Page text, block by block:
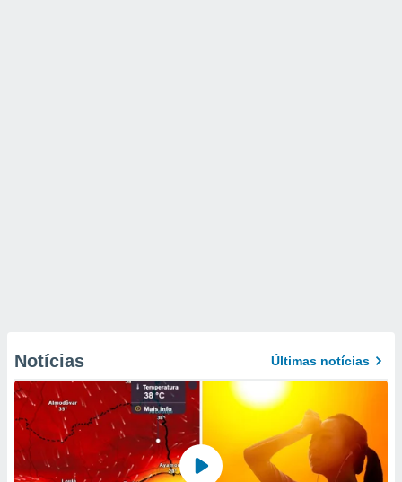
Notícias Últimas notícias